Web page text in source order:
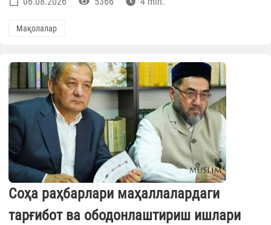
Мақолалар
Соҳа раҳбарлари маҳаллалардаги
тарғибот ва ободонлаштириш ишлари